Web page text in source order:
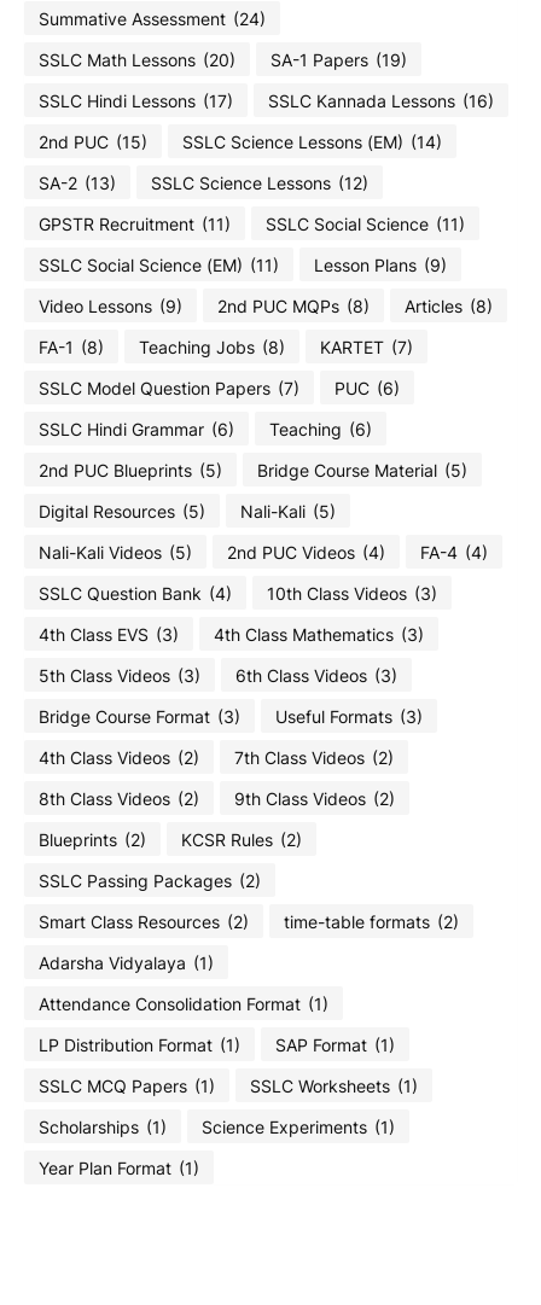
Summative Assessment (24)
SSLC Math Lessons (20) SA-1 Papers (19)
SSLC Hindi Lessons (17) SSLC Kannada Lessons (16)
2nd PUC (15) SSLC Science Lessons (EM) (14)
SA-2 (13) SSLC Science Lessons (12)
GPSTR Recruitment (11) SSLC Social Science (11)
SSLC Social Science (EM) (11) Lesson Plans (9)
Video Lessons (9) 2nd PUC MQPs (8) Articles (8)
FA-1 (8) Teaching Jobs (8) KARTET (7)
SSLC Model Question Papers (7) PUC (6)
SSLC Hindi Grammar (6) Teaching (6)
2nd PUC Blueprints (5) Bridge Course Material (5)
Digital Resources (5) Nali-Kali (5)
Nali-Kali Videos (5) 2nd PUC Videos (4) FA-4 (4)
SSLC Question Bank (4) 10th Class Videos (3)
4th Class EVS (3) 4th Class Mathematics (3)
5th Class Videos (3) 6th Class Videos (3)
Bridge Course Format (3) Useful Formats (3)
4th Class Videos (2) 7th Class Videos (2)
8th Class Videos (2) 9th Class Videos (2)
Blueprints (2) KCSR Rules (2)
SSLC Passing Packages (2)
Smart Class Resources (2) time-table formats (2)
Adarsha Vidyalaya (1)
Attendance Consolidation Format (1)
LP Distribution Format (1) SAP Format (1)
SSLC MCQ Papers (1) SSLC Worksheets (1)
Scholarships (1) Science Experiments (1)
Year Plan Format (1)